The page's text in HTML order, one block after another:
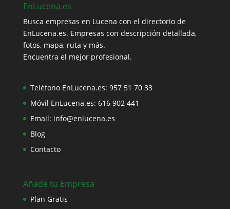
EnLucena.es
Busca empresas en Lucena con el directorio de
EnLucena.es. Empresas con descripción detallada,
fotos, mapa, ruta y más.
Encuentra el mejor profesional.
Teléfono EnLucena.es: 957 51 70 33
Móvil EnLucena.es: 616 902 441
Email: info@enlucena.es
Blog
Contacto
Añade tu Empresa
Plan Gratis